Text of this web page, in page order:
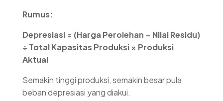
Rumus:
Depresiasi = (Harga Perolehan − Nilai Residu)
÷ Total Kapasitas Produksi × Produksi
Aktual
Semakin tinggi produksi, semakin besar pula
beban depresiasi yang diakui.